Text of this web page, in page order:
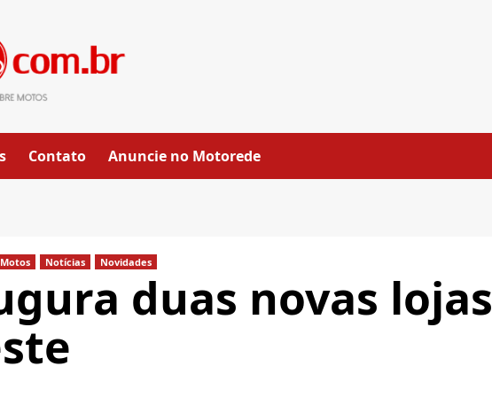
Contato Anuncie no Motorede
Motos Notícias Novidades
duas novas lojas